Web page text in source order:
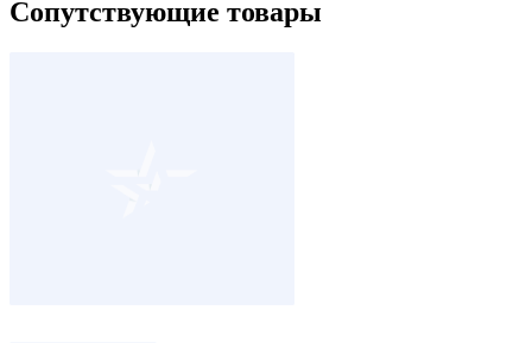
Сопутствующие товары